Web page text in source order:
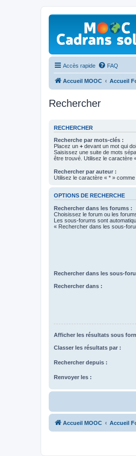
Accès rapide FAQ
Accueil MOOC Accueil
Rechercher
RECHERCHER
Recherche par mots-clés :
Placez un + devant un mot qui
Saisissez une suite de mots
être trouvé. Utilisez le caractère
Rechercher par auteur :
Utilisez le caractère « * »
OPTIONS DE RECHERCHE
Rechercher dans les forums :
Choisissez le forum ou les
Les sous-forums sont
« Rechercher dans les sous-
Rechercher dans les sous-
Rechercher dans :
Afficher les résultats sous
Classer les résultats par :
Rechercher depuis :
Renvoyer les :
Accueil MOOC Accueil